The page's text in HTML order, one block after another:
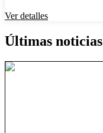
Ver detalles
Últimas noticias